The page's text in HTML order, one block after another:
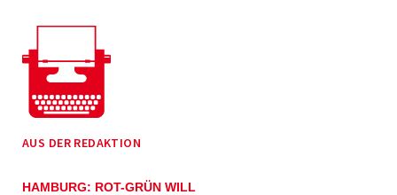
AUS DER REDAKTION
HAMBURG: ROT-GRÜN WILL